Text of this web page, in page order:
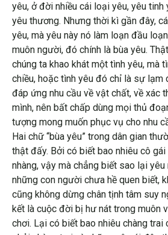
yêu, ở đời nhiều cái loại yêu, yêu tinh
yêu thương. Nhưng thời kì gần đây,
yêu, mà yêu này nó làm loạn đầu
muôn người, đó chính là bùa yêu.
chúng ta khao khát một tình yêu, mà
chiều, hoặc tình yêu đó chỉ là sự lạm
đáp ứng nhu cầu về vật chất, về xác
mình, nên bất chấp dùng mọi thủ
tượng mong muốn phục vụ cho nhu
Hai chữ “bùa yêu” trong dân gian
thật đấy. Bởi có biết bao nhiêu cô gái
nhàng, vậy mà chẳng biết sao lại
những con người chưa hề quen biết,
cũng không dừng chân tịnh tâm suy
kết là cuộc đời bị hư nát trong muôn
chơi. Lại có biết bao nhiêu chàng trai